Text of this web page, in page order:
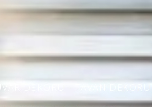
DEKORU - TAVAN